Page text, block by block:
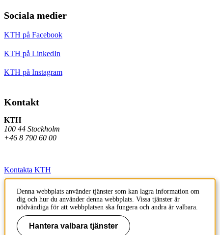
Sociala medier
KTH på Facebook
KTH på LinkedIn
KTH på Instagram
Kontakt
KTH
100 44 Stockholm
+46 8 790 60 00
Kontakta KTH
Jobba på KTH
Press och media
Faktura och betalning KTH
Denna webbplats använder tjänster som kan lagra information om
dig och hur du använder denna webbplats. Vissa tjänster är
nödvändiga för att webbplatsen ska fungera och andra är valbara.
Hantera valbara tjänster